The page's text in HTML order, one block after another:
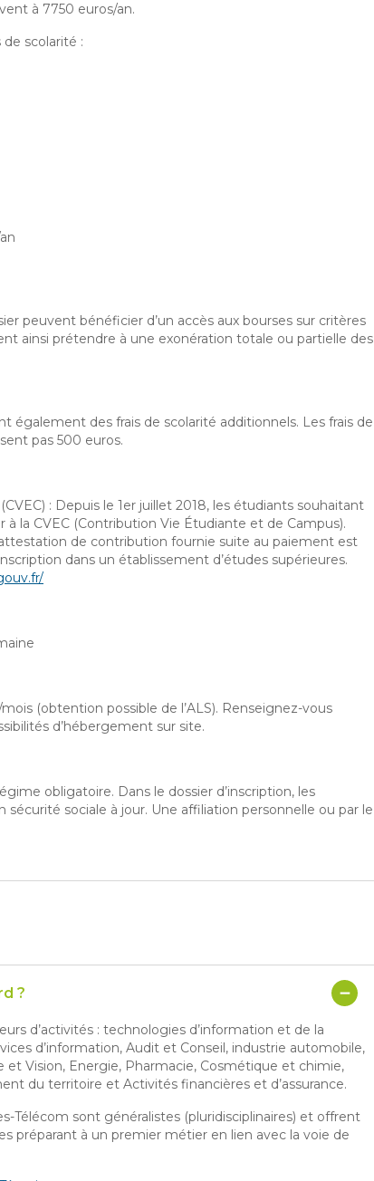
à 7750 euros/an.
scolarité :
peuvent bénéficier d’un accès aux bourses sur critères
ainsi prétendre à une exonération totale ou partielle des
également des frais de scolarité additionnels. Les frais de
pas 500 euros.
(CVEC) : Depuis le 1er juillet 2018, les étudiants souhaitant
la CVEC (Contribution Vie Étudiante et de Campus).
de contribution fournie suite au paiement est
dans un établissement d’études supérieures.
(obtention possible de l’ALS). Renseignez-vous
d’hébergement sur site.
obligatoire. Dans le dossier d’inscription, les
sociale à jour. Une affiliation personnelle ou par le
?
d’activités : technologies d’information et de la
d’information, Audit et Conseil, industrie automobile,
et Vision, Energie, Pharmacie, Cosmétique et chimie,
du territoire et Activités financières et d’assurance.
Télécom sont généralistes (pluridisciplinaires) et offrent
préparant à un premier métier en lien avec la voie de